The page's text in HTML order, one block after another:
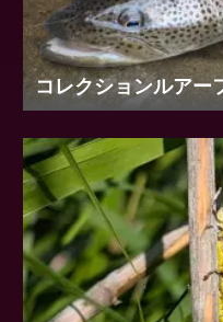
ヒグマ 第1部 魚を
配
ルアー発掘記